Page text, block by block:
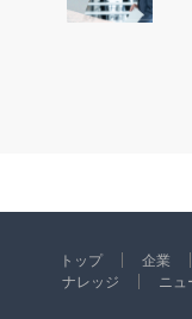
トップ 企業
ナレッジ
ニュ